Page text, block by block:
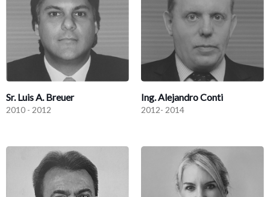
Sr. Luis A. Breuer
2010 - 2012
Ing. Alejandro Conti
2012- 2014